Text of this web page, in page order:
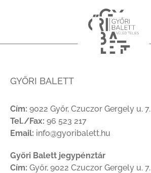
GYŐRI BALETT
Cím: 9022 Győr, Czuczor Gergely u. 7.
Tel./Fax: 96 523 217
Email: info@gyoribalett.hu
Győri Balett jegypénztár
Cím: Győr, 9022 Czuczor Gergely u. 7.